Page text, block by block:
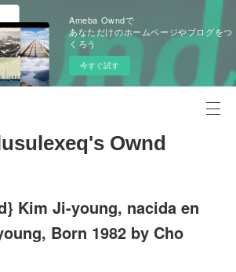
Ameba Owndで
あなただけのホームページやブログをつ
くろう
今すぐ試す
Ownd
Kim Ji-young, nacida en
Born 1982 by Cho